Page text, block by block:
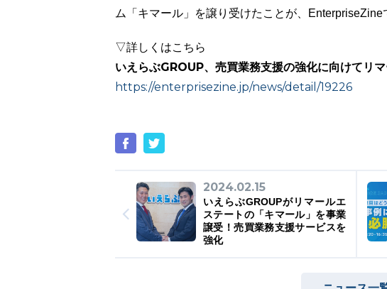
ム「キマール」を譲り受けたことが、EnterpriseZine
▽詳しくはこちら
いえらぶGROUP、売買業務支援の強化に向けてリ
https://enterprisezine.jp/news/detail/19226
2024.02.15
いえらぶGROUPがリマールエ
ステートの「キマール」を事業
譲受！売買業務支援サービスを
強化